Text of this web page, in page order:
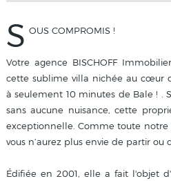
S OUS COMPROMIS !
Votre agence BISCHOFF
cette sublime villa nichée au cœur
à seulement 10 minutes de Bale ! .
sans aucune nuisance, cette
exceptionnelle. Comme toute notre
vous n’aurez plus envie de partir ou
Édifiée en 2001, elle a fait l'objet